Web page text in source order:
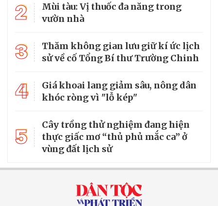
2
Mùi tàu: Vị thuốc đa năng trong
vườn nhà
3
Thăm không gian lưu giữ kí ức lịch
sử về cố Tổng Bí thư Trường Chinh
4
Giá khoai lang giảm sâu, nông dân
khóc ròng vì "lỗ kép"
5
Cây trồng thử nghiệm đang hiện
thực giấc mơ “thủ phủ mắc ca” ở
vùng đất lịch sử